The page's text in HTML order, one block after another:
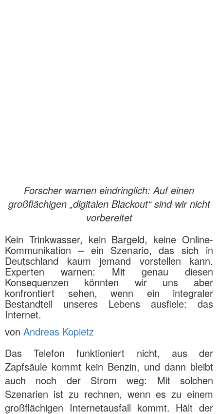
Forscher warnen eindringlich: Auf einen
großflächigen „digitalen Blackout“ sind wir nicht
vorbereitet
Kein Trinkwasser, kein Bargeld, keine Online-
Kommunikation – ein Szenario, das sich in
Deutschland kaum jemand vorstellen kann.
Experten warnen: Mit genau diesen
Konsequenzen könnten wir uns aber
konfrontiert sehen, wenn ein integraler
Bestandteil unseres Lebens ausfiele: das
Internet.
von Andreas Kopietz
Das Telefon funktioniert nicht, aus der
Zapfsäule kommt kein Benzin, und dann bleibt
auch noch der Strom weg: Mit solchen
Szenarien ist zu rechnen, wenn es zu einem
großflächigen Internetausfall kommt. Hält der